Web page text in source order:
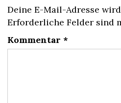
Deine E-Mail-Adresse
Erforderliche Felder sind
Kommentar *